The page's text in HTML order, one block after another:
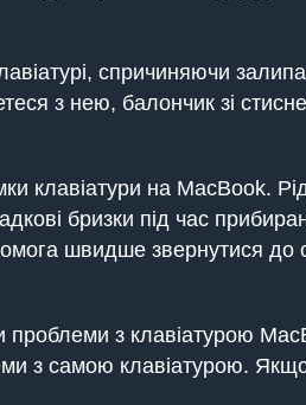
спричиняючи
з нею, балончик зі
на MacBook.
бризки під час
швидше звернутися до
з клавіатурою
з самою клавіатурою.